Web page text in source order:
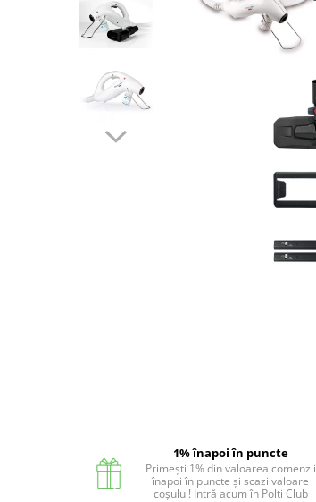
Mese de calcat profesionale
Statii de calcat cu boiler
Fiare de calcat cu abur
Cafea și espressoare
Accesorii curatatoare cu abur
Accesorii aspiratoare
1% înapoi în puncte
Primești 1% din valoarea comenzii
înapoi în puncte și scazi valoare
coșului! Intră acum în Polti Club